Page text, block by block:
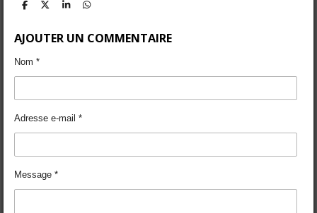
P
t
a
e
P
t
a
P
a
P
a
AJOUTER UN COMMENTAIRE
Nom *
Adresse e-mail *
Message *